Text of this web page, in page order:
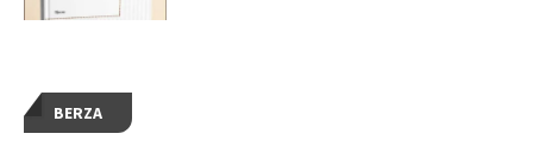
BERZA